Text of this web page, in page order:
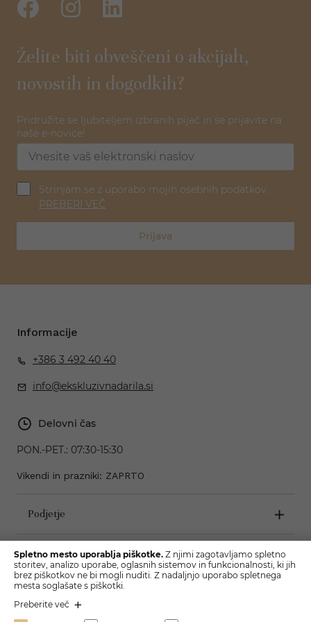
Želite biti obveščeni o akcijah,
novostih in dogodkih?
Pridružite se ljubiteljem izbranih pijač in se prijavite na
naše e-novice!
Strinjam se z uporabo mojih osebnih podatkov.
PREBERI VEČ
Prijava
Informacije
+386 3 492 40 40
info@ekskluzivnadarila.si
Delovni čas
PON.-PET.: 07:30-15:30
Vikendi in prazniki: ZAPRTO
Podjetje
Pogoji poslovanja
Spletno mesto uporablja piškotke. Z njimi zagotavljamo spletno
storitev, analizo uporabe, oglasnih sistemov in funkcionalnosti, ki jih
brez piškotkov ne bi mogli nuditi. Z nadaljnjo uporabo spletnega
mesta soglašate s piškotki.
Preberite več